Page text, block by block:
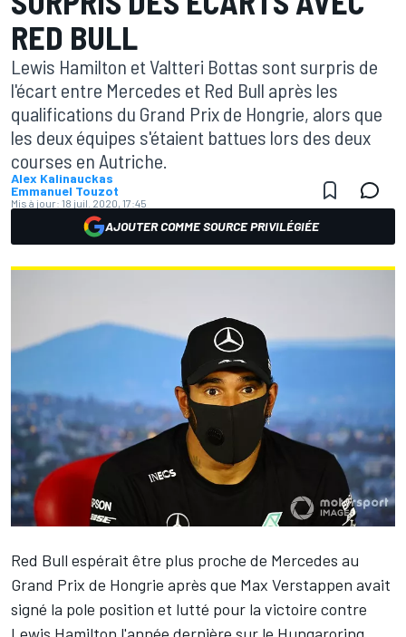
RED BULL
Lewis Hamilton et Valtteri Bottas sont surpris de
l'écart entre Mercedes et Red Bull après les
qualifications du Grand Prix de Hongrie, alors que
les deux équipes s'étaient battues lors des deux
courses en Autriche.
Alex Kalinauckas
Emmanuel Touzot
Mis à jour: 18 juil. 2020, 17:45
AJOUTER COMME SOURCE PRIVILÉGIÉE
Red Bull espérait être plus proche de Mercedes au
Grand Prix de Hongrie après que Max Verstappen avait
signé la pole position et lutté pour la victoire contre